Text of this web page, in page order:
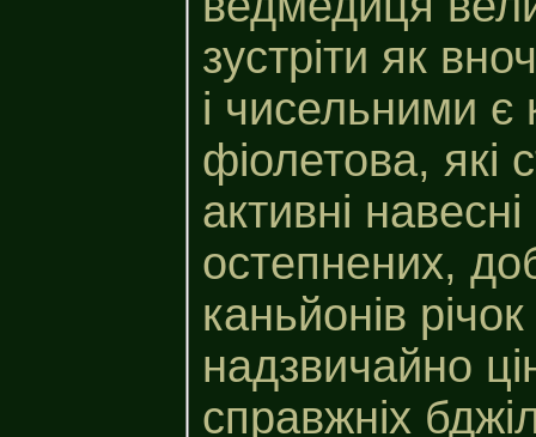
зустріти як
і чисельними є
фіолетова, які
активні
остепнених,
каньйонів
надзвичайно
справжніх